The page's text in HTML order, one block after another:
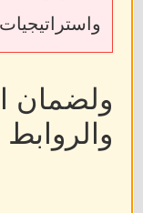
ولضمان